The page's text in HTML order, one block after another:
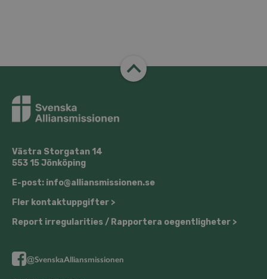
Västra Storgatan 14
553 15 Jönköping
E-post: info@alliansmissionen.se
Fler kontaktuppgifter >
Report irregularities / Rapportera oegentligheter >
@SvenskaAlliansmissionen